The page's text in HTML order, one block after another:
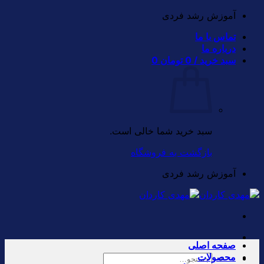
Skip
content
آموزش رشد فردی
تماس با ما
درباره ما
سبد خرید / 0 تومان 0
سبد خرید شما خالی است.
بازگشت به فروشگاه
آموزش رشد فردی
جستجو
صفحه اصلی
محصولات